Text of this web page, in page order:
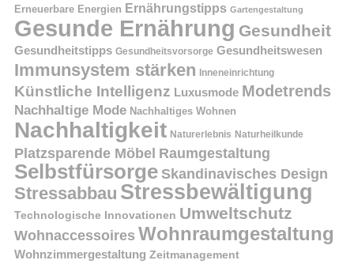
Erneuerbare Energien Ernährungstipps Gartengestaltung
Gesunde Ernährung Gesundheit
Gesundheitstipps Gesundheitsvorsorge Gesundheitswesen
Immunsystem stärken Inneneinrichtung
Künstliche Intelligenz Luxusmode Modetrends
Nachhaltige Mode Nachhaltiges Wohnen
Nachhaltigkeit Naturerlebnis Naturheilkunde
Platzsparende Möbel Raumgestaltung
Selbstfürsorge Skandinavisches Design
Stressabbau Stressbewältigung
Technologische Innovationen Umweltschutz
Wohnaccessoires Wohnraumgestaltung
Wohnzimmergestaltung Zeitmanagement